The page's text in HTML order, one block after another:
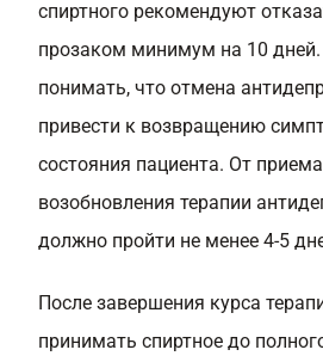
спиртного рекомендуют
прозаком минимум на 10
понимать, что отмена
привести к возвращению
состояния пациента. От
возобновления терапии
должно пройти не менее 4-5
После завершения курса
принимать спиртное до